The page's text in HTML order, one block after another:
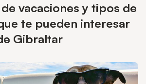
vacaciones y tipos de
te pueden interesar
Gibraltar